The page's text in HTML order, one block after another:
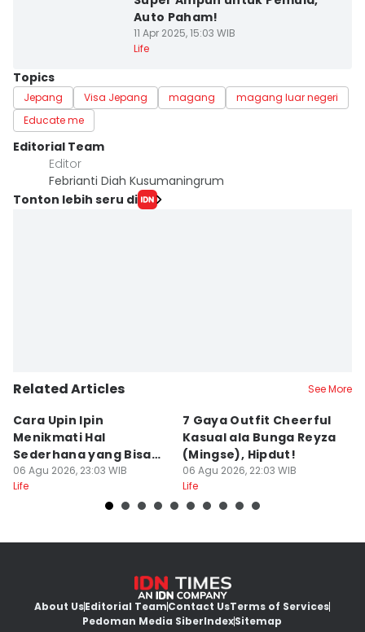
Auto Paham!
11 Apr 2025, 15:03 WIB
Life
Topics
Jepang Visa Jepang magang
magang luar negeri
Educate me
Editorial Team
Editor
Febrianti Diah Kusumaningrum
Tonton lebih seru di
Related Articles See More
Cara Upin Ipin
Menikmati Hal
Sederhana yang Bisa
Ditiru oleh Gen Z
06 Agu 2026, 23:03 WIB
Life
7 Gaya Outfit Cheerful
Kasual ala Bunga Reyza
(Mingse), Hipdut!
06 Agu 2026, 22:03 WIB
Life
About UsEditorial TeamContact UsTerms of Services
Pedoman Media SiberIndexSitemap